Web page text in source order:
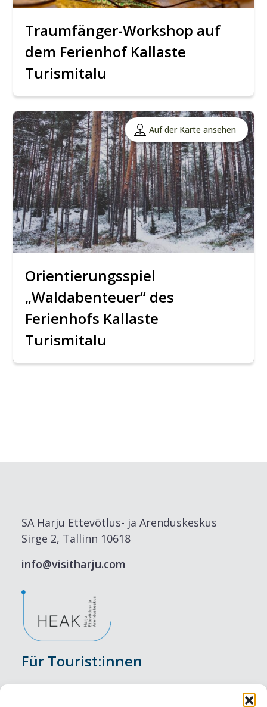
Traumfänger-Workshop auf
dem Ferienhof Kallaste
Turismitalu
Auf der Karte ansehen
Orientierungsspiel
„Waldabenteuer“ des
Ferienhofs Kallaste
Turismitalu
SA Harju Ettevõtlus- ja Arenduskeskus
Sirge 2, Tallinn 10618
info@visitharju.com
Für Tourist:innen